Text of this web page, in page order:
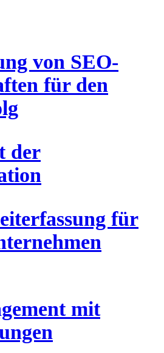
von SEO-
für den
der
für
mit